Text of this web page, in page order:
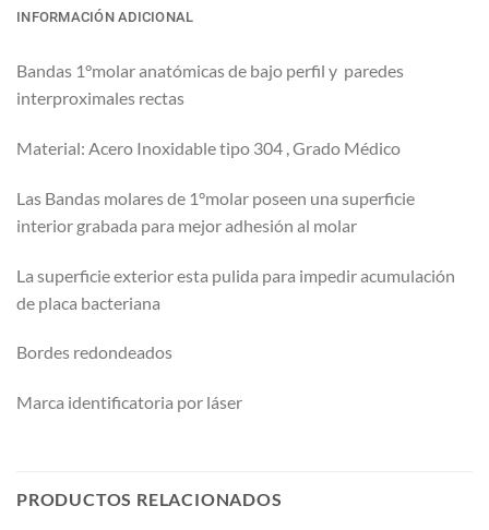
INFORMACIÓN ADICIONAL
Bandas 1°molar anatómicas de bajo perfil y paredes
interproximales rectas
Material: Acero Inoxidable tipo 304 , Grado Médico
Las Bandas molares de 1°molar poseen una superficie
interior grabada para mejor adhesión al molar
La superficie exterior esta pulida para impedir acumulación
de placa bacteriana
Bordes redondeados
Marca identificatoria por láser
PRODUCTOS RELACIONADOS